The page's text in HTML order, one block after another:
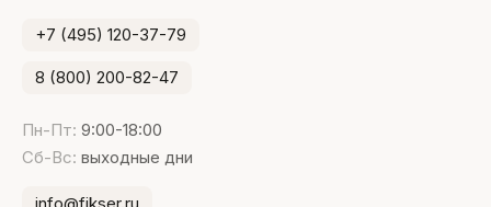
+7 (495) 120-37-79
8 (800) 200-82-47
Пн-Пт: 9:00-18:00
Сб-Вс: выходные дни